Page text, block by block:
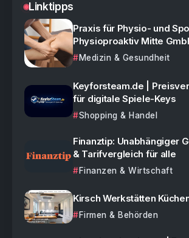
Linktipps
Praxis für Physio- und
Physioproaktiv Mitte
Medizin & Gesundheit
Keyforsteam.de |
für digitale Spiele-Keys
Shopping & Handel
Finanztip: Unabhängiger
& Tarifvergleich für alle
Finanzen & Wirtschaft
Kirsch Werkstätten
Firmen & Behörden